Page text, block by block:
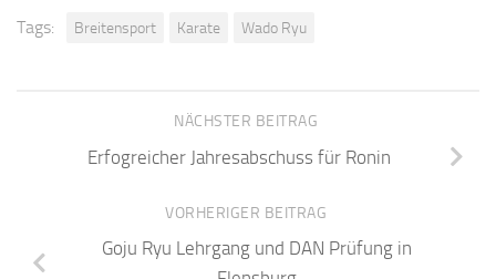
Tags: Breitensport Karate Wado Ryu
NÄCHSTER BEITRAG
Erfogreicher Jahresabschuss für Ronin
VORHERIGER BEITRAG
Goju Ryu Lehrgang und DAN Prüfung in